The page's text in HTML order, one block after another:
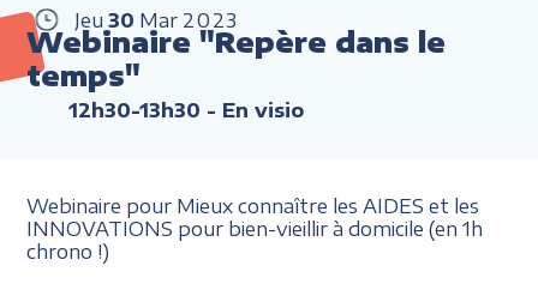
Jeu 30 Mar 2023
Webinaire "Repère dans le
temps"
12h30-13h30 - En visio
Webinaire pour Mieux connaître les AIDES et les
INNOVATIONS pour bien-vieillir à domicile (en 1h
chrono !)